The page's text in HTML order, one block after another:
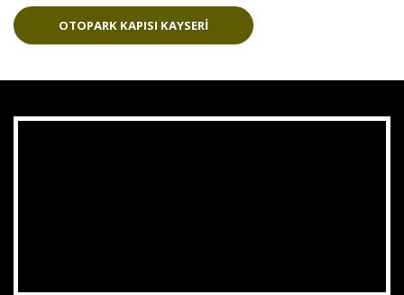
OTOPARK KAPISI KAYSERI